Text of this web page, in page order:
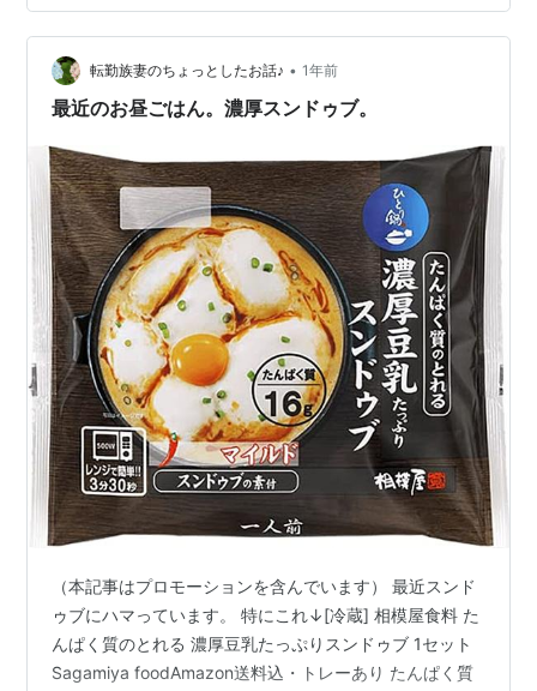
せます。 卵黄と絡めると、辛さが若干マイルドに。 まぜ
そばのタレ、魚粉がいいアクセントになっていてクセに
なりますし、白米との相性も良すぎて「背徳メシ」にな
ります。普段ダブル炭水化物を口にし…
転勤族妻のちょっとしたお話♪ • 1年前
最近のお昼ごはん。濃厚スンドゥブ。
（本記事はプロモーションを含んでいます） 最近スンド
ゥブにハマっています。 特にこれ↓[冷蔵] 相模屋食料 た
んぱく質のとれる 濃厚豆乳たっぷりスンドゥブ 1セット
Sagamiya foodAmazon送料込・トレーあり たんぱく質